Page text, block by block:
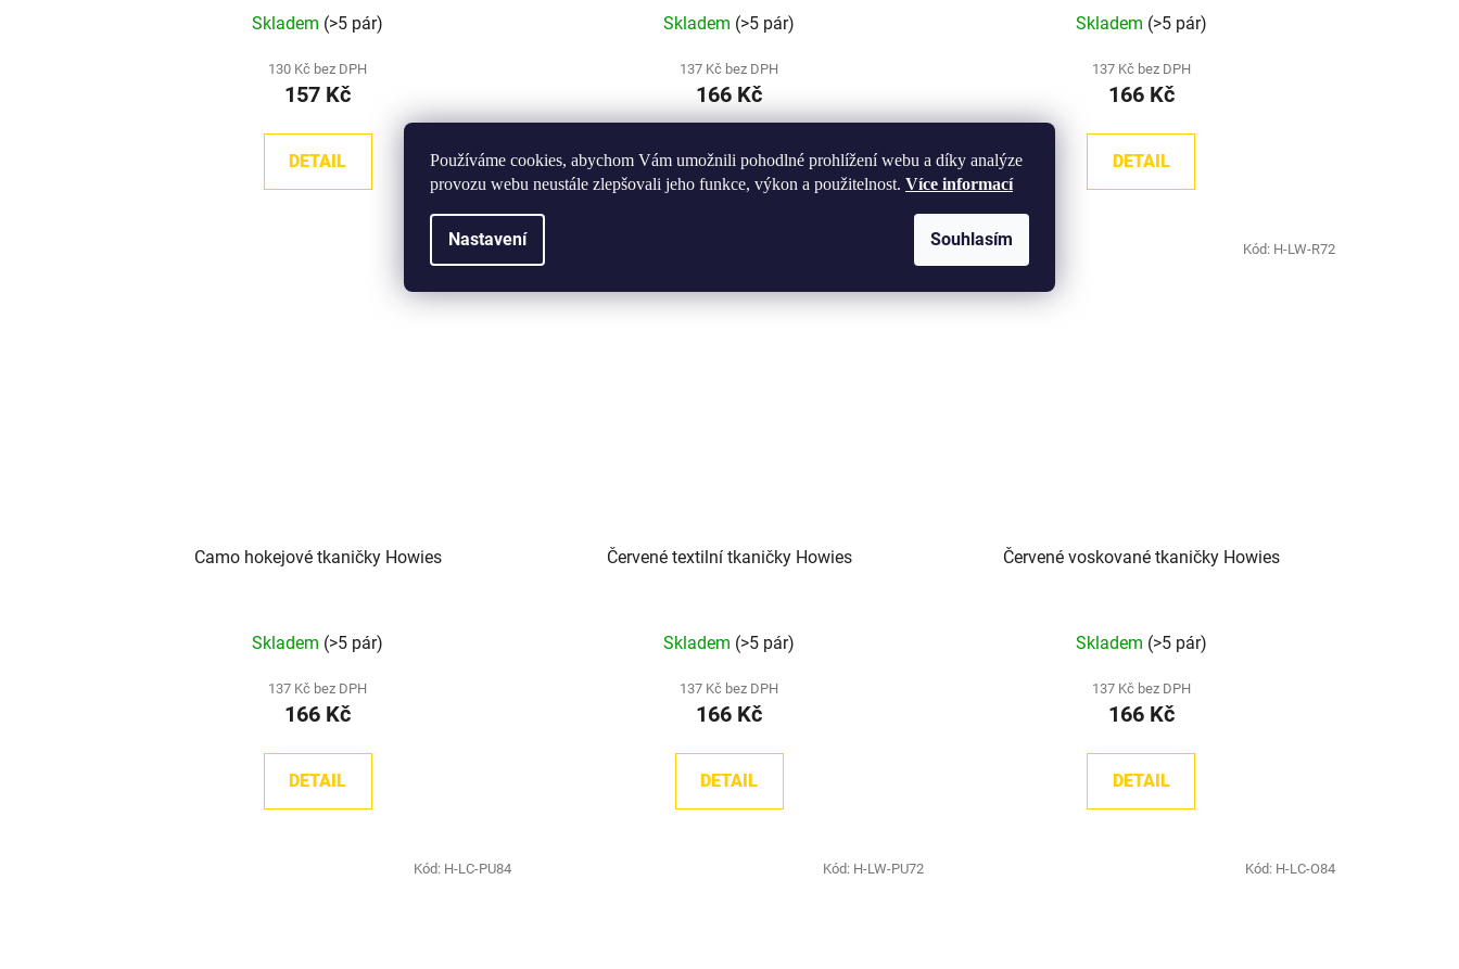
Používáme cookies, abychom Vám umožnili pohodlné prohlížení webu a díky analýze
provozu webu neustále zlepšovali jeho funkce, výkon a použitelnost. Více informací
Nastavení Souhlasím
hodnocení
produktu
je
z
Skladem (>5 pár)
130 Kč bez DPH
157 Kč
DETAIL
Skladem (>5 pár)
137 Kč bez DPH
166 Kč
DETAIL
Skladem (>5 pár)
137 Kč bez DPH
166 Kč
DETAIL
Camo hokejové tkaničky Howies
Skladem (>5 pár)
137 Kč bez DPH
166 Kč
DETAIL
H-LC-CA84
Červené textilní tkaničky Howies
hodnocení
produktu
je
z
Skladem (>5 pár)
137 Kč bez DPH
166 Kč
DETAIL
Červené voskované tkaničky Howies
hodnocení
produktu
je
z
Skladem (>5 pár)
137 Kč bez DPH
166 Kč
DETAIL
Kód: H-LW-R72
Kód: H-LC-PU84 Kód: H-LW-PU72 Kód: H-LC-O84